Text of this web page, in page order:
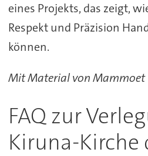
eines Projekts, das zeigt,
Respekt und Präzision
können.
Mit Material von Mammoet
FAQ zur
Kiruna-Kirche